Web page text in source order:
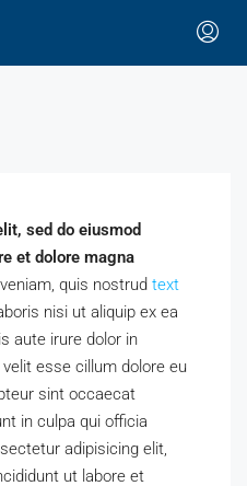
sed do eiusmod
et dolore magna
quis nostrud text
nisi ut aliquip ex ea
aute irure dolor in
esse cillum dolore eu
sint occaecat
in culpa qui officia
adipisicing elit,
ut labore et